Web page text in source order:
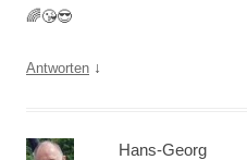
🌈😘😎
Antworten ↓
Hans-Georg